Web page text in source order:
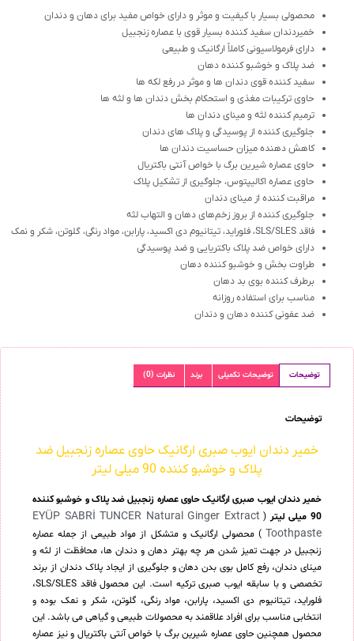
محصولی بسیار با کیفیت و موثر و دارای خواص مفید برای دهان و دندان
خمیردندان سفید کننده بسیار قوی با عصاره زنجبیل
دارای فرمولاسیونی کاملاً ارگانیک و طبیعی
ضد پلاک و خوشبو کننده دهان
سفید کننده قوی دندان ها و موثر در رفع لکه ها
حاوی ترکیبات مغذی و استحکام بخش دندان ها و لثه ها
ترمیم کننده لثه و مینای دندان ها
جلوگیری کننده از پوسیدگی و پلاک های دندان
کاهش دهنده میزان حساسیت دندان ها
حاوی عصاره شیرین برگ با خواص آنتی باکتریال
حاوی عصاره اکالیپتوس، جلوگیری از تشکیل پلاک
مراقبت کننده از مینای دندان
جلوگیری کننده از بروز زخم‌های دهان و التهاب لثه
فاقد SLS/SLES، فلوراید، تیتانیوم دی اکسید، پارابن، مواد رنگی، گلوتن، شکر و نمک
دارای خواص ضد پلاک باکتریایی و ضد پوسیدگی
طراوت بخش و خوشبو کننده دهان
برطرف کننده بوی بد دهان
مناسب برای استفاده روزانه
ضد عفونی کننده دهان و دندان
توضیحات توضیحات تکمیلی برند نظرات (0)
توضیحات
خمیر دندان ایوب صبری ارگانیک حاوی عصاره زنجبیل ضد
پلاک و خوشبو کننده 90 میلی لیتر
خمیر دندان ایوب صبری ارگانیک حاوی عصاره زنجبیل ضد پلاک و خوشبو کننده
90 میلی لیتر
(
EYÜP SABRİ TUNCER Natural Ginger Extract
Toothpaste ) محصولی ارگانیک و متشکل از مواد طبیعی از جمله عصاره
زنجبیل در جهت تمیز شدن هر چه بهتر دهان و دندان ها، محافظت از لثه و
مینای دندان، رفع کامل بوی بدن دهان و جلوگیری از ایجاد پلاک دندان از برند
تخصصی و با سابقه ایوب صبری ترکیه است. این محصول فاقد SLS/SLES،
فلوراید، تیتانیوم دی اکسید، پارابن، مواد رنگی، گلوتن، شکر و نمک بوده و
انتخابی مناسب برای افراد علاقمند به محصولات طبیعی و گیاهی می باشد. این
محصول همچنین حاوی عصاره شیرین برگ با خواص آنتی باکتریال و نیز عصاره